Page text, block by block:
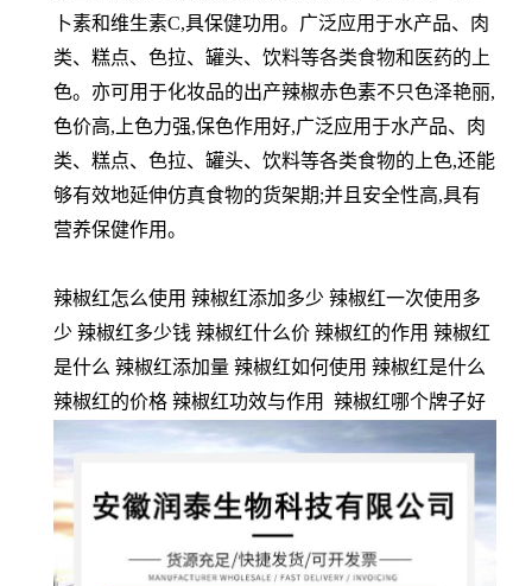
卜素和维生素C,具保健功用。广泛应用于水产品、肉
类、糕点、色拉、罐头、饮料等各类食物和医药的上
色。亦可用于化妆品的出产辣椒赤色素不只色泽艳丽,
色价高,上色力强,保色作用好,广泛应用于水产品、肉
类、糕点、色拉、罐头、饮料等各类食物的上色,还能
够有效地延伸仿真食物的货架期;并且安全性高,具有
营养保健作用。
辣椒红怎么使用 辣椒红添加多少 辣椒红一次使用多
少 辣椒红多少钱 辣椒红什么价 辣椒红的作用 辣椒红
是什么 辣椒红添加量 辣椒红如何使用 辣椒红是什么
辣椒红的价格 辣椒红功效与作用 辣椒红哪个牌子好